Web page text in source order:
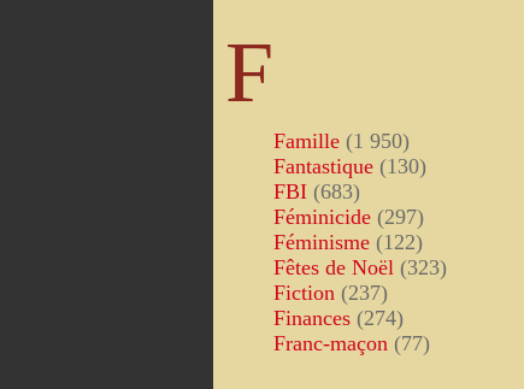
F
Famille (1 950)
Fantastique (130)
FBI (683)
Féminicide (297)
Féminisme (122)
Fêtes de Noël (323)
Fiction (237)
Finances (274)
Franc-maçon (77)